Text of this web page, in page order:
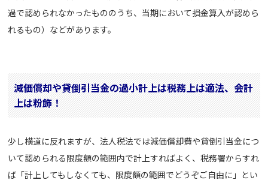
過で認められなかったもののうち、当期において損金算入が認めら
れるもの）などがあります。
減価償却や貸倒引当金の過小計上は税務上は適法、会計
上は粉飾！
少し横道に反れますが、法人税法では減価償却費や貸倒引当金につ
いて認められる限度額の範囲内で計上すればよく、税務署からすれ
ば「計上してもしなくても、限度額の範囲でどうぞご自由に」とい